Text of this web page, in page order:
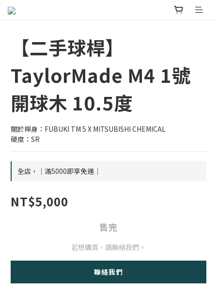
【二手球桿】
TaylorMade M4 1號
開球木 10.5度
關於桿身：FUBUKI TM 5 X MITSUBISHI CHEMICAL
硬度：SR
全店，｜滿5000即享免運｜
NT$5,000
售完
若想購買，請聯絡我們。
聯絡我們